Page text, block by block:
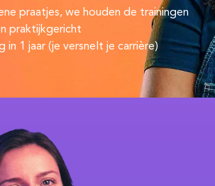
praatjes, we houden de trainingen
praktijkgericht
in 1 jaar (je versnelt je carrière)